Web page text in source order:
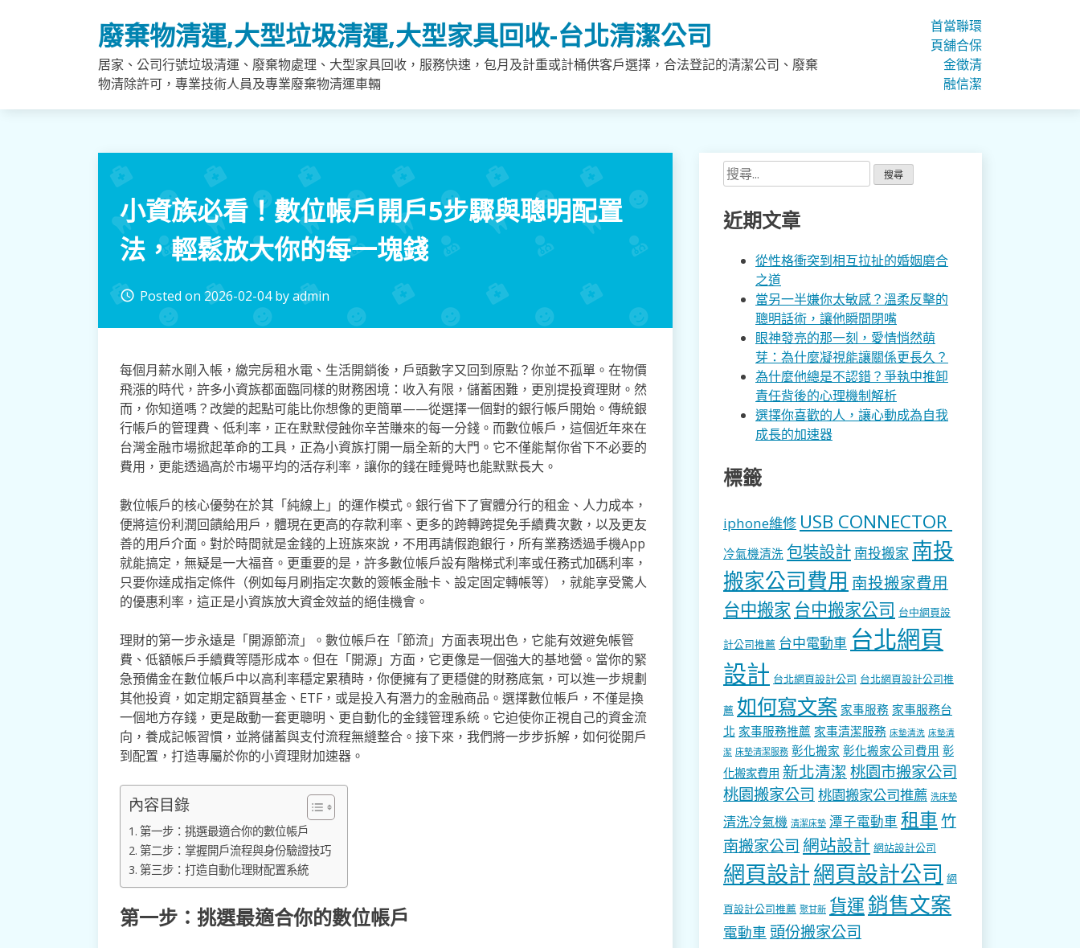
廢棄物清運,大型垃圾清運,大型家具回收-台北清潔公司
居家、公司行號垃圾清運、廢棄物處理、大型家具回收，服務快速，包月及計重或計桶供客戶選擇，合法登記的清潔公司、廢棄
物清除許可，專業技術人員及專業廢棄物清運車輛
首
頁
當
舖
金
融
聯
合
徵
信
環
保
清
潔
小資族必看！數位帳戶開戶5步驟與聰明配置
法，輕鬆放大你的每一塊錢
access_time Posted on2026-02-04byadmin
每個月薪水剛入帳，繳完房租水電、生活開銷後，戶頭數字又回到原點？你並不孤單。在物價
飛漲的時代，許多小資族都面臨同樣的財務困境：收入有限，儲蓄困難，更別提投資理財。然
而，你知道嗎？改變的起點可能比你想像的更簡單——從選擇一個對的銀行帳戶開始。傳統銀
行帳戶的管理費、低利率，正在默默侵蝕你辛苦賺來的每一分錢。而數位帳戶，這個近年來在
台灣金融市場掀起革命的工具，正為小資族打開一扇全新的大門。它不僅能幫你省下不必要的
費用，更能透過高於市場平均的活存利率，讓你的錢在睡覺時也能默默長大。
數位帳戶的核心優勢在於其「純線上」的運作模式。銀行省下了實體分行的租金、人力成本，
便將這份利潤回饋給用戶，體現在更高的存款利率、更多的跨轉跨提免手續費次數，以及更友
善的用戶介面。對於時間就是金錢的上班族來說，不用再請假跑銀行，所有業務透過手機App
就能搞定，無疑是一大福音。更重要的是，許多數位帳戶設有階梯式利率或任務式加碼利率，
只要你達成指定條件（例如每月刷指定次數的簽帳金融卡、設定固定轉帳等），就能享受驚人
的優惠利率，這正是小資族放大資金效益的絕佳機會。
理財的第一步永遠是「開源節流」。數位帳戶在「節流」方面表現出色，它能有效避免帳管
費、低額帳戶手續費等隱形成本。但在「開源」方面，它更像是一個強大的基地營。當你的緊
急預備金在數位帳戶中以高利率穩定累積時，你便擁有了更穩健的財務底氣，可以進一步規劃
其他投資，如定期定額買基金、ETF，或是投入有潛力的金融商品。選擇數位帳戶，不僅是換
一個地方存錢，更是啟動一套更聰明、更自動化的金錢管理系統。它迫使你正視自己的資金流
向，養成記帳習慣，並將儲蓄與支付流程無縫整合。接下來，我們將一步步拆解，如何從開戶
到配置，打造專屬於你的小資理財加速器。
內容目錄
第一步：挑選最適合你的數位帳戶
第二步：掌握開戶流程與身份驗證技巧
第三步：打造自動化理財配置系統
第一步：挑選最適合你的數位帳戶
搜
尋
關
鍵
近期文章
從性格衝突到相互拉扯的婚姻磨合
之道
當另一半嫌你太敏感？溫柔反擊的
聰明話術，讓他瞬間閉嘴
眼神發亮的那一刻，愛情悄然萌
芽：為什麼凝視能讓關係更長久？
為什麼他總是不認錯？爭執中推卸
責任背後的心理機制解析
選擇你喜歡的人，讓心動成為自我
成長的加速器
標籤
iphone維修 USB CONNECTOR
冷氣機清洗 包裝設計 南投搬家 南投
搬家公司費用 南投搬家費用
台中搬家 台中搬家公司 台中網頁設
計公司推薦 台中電動車 台北網頁
設計 台北網頁設計公司 台北網頁設計公司推
薦 如何寫文案 家事服務 家事服務台
北 家事服務推薦 家事清潔服務 床墊清洗 床墊清
潔 床墊清潔服務 彰化搬家 彰化搬家公司費用 彰
化搬家費用 新北清潔 桃園市搬家公司
桃園搬家公司 桃園搬家公司推薦 洗床墊
清洗冷氣機 清潔床墊 潭子電動車 租車竹
南搬家公司 網站設計 網站設計公司
網頁設計網頁設計公司 網
頁設計公司推薦 聚甘新 貨運銷售文案
電動車 頭份搬家公司